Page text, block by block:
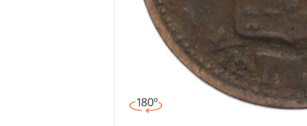
Античные и средневековые монеты